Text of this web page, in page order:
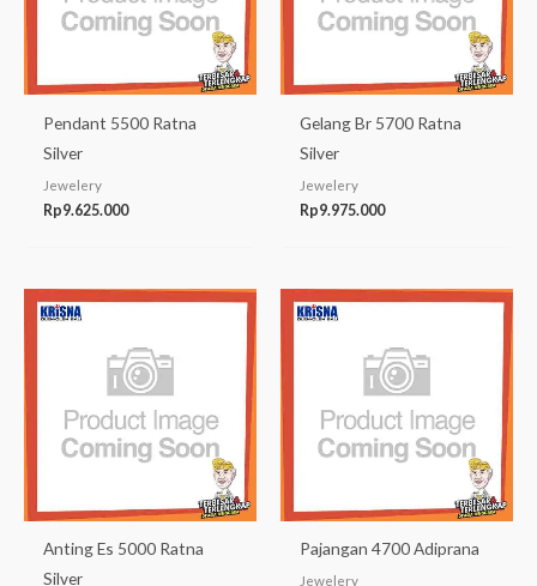
Pendant 5500 Ratna
Silver
Jewelery
Rp9.625.000
Gelang Br 5700 Ratna
Silver
Jewelery
Rp9.975.000
Anting Es 5000 Ratna
Silver
Pajangan 4700 Adiprana
Jewelery